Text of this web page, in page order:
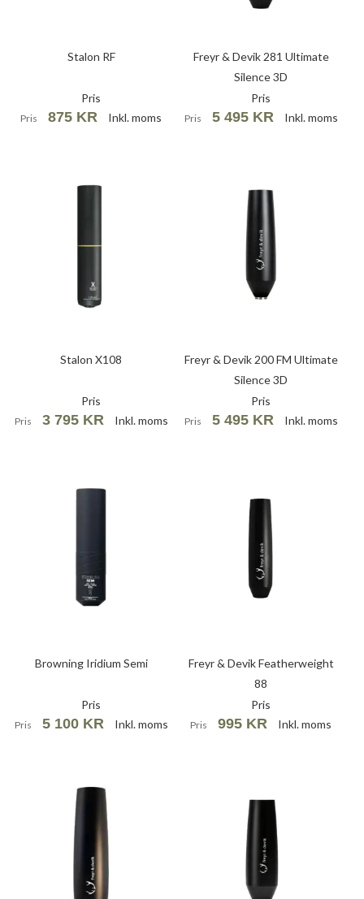
Stalon RF
Pris
Pris 875 KR Inkl. moms
Freyr & Devik 281 Ultimate
Silence 3D
Pris
Pris 5 495 KR Inkl. moms
Stalon X108
Pris
Pris 3 795 KR Inkl. moms
Freyr & Devik 200 FM Ultimate
Silence 3D
Pris
Pris 5 495 KR Inkl. moms
Browning Iridium Semi
Pris
Pris 5 100 KR Inkl. moms
Freyr & Devik Featherweight
88
Pris
Pris 995 KR Inkl. moms